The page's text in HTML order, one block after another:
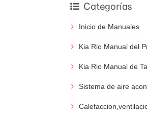
Categorías
Inicio de Manuales
Kia Rio Manual del
Kia Rio Manual de
Sistema de aire